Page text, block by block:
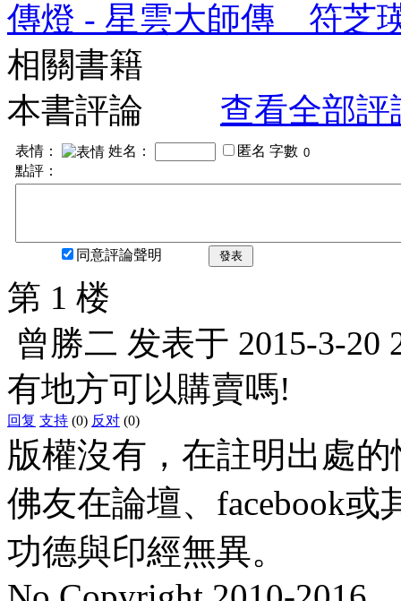
傳燈 - 星雲大師傳 符芝
相關書籍
本書評論
查看全部評
表情： 姓名： 匿名 字數
點評：
同意評論聲明 發表
第 1 楼
曾勝二 发表于 2015-3-20
有地方可以購賣嗎!
回复 支持 (0) 反对 (0)
版權沒有，在註明出處
佛友在論壇、facebook
功德與印經無異。